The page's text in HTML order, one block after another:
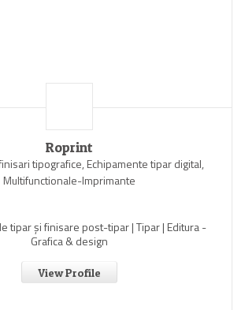
Roprint
tipografice, Echipamente tipar digital,
Multifunctionale-Imprimante
tipar și finisare post-tipar | Tipar | Editura -
Grafica & design
View Profile